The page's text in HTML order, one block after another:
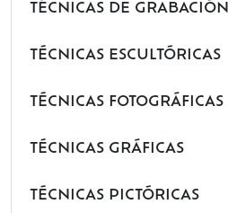
TÉCNICAS DE GRABACIÓN
TÉCNICAS ESCULTÓRICAS
TÉCNICAS FOTOGRÁFICAS
TÉCNICAS GRÁFICAS
TÉCNICAS PICTÓRICAS